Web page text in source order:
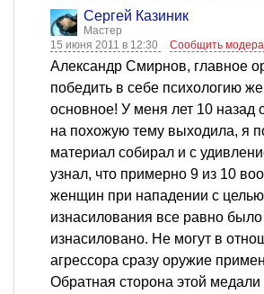
Сергей Казиник
Мастер
15 июня 2011 в 12:30
Сообщить
Александр Смирнов, главное
победить в себе психологию
основное! У меня лет 10 назад
на похожую тему выходила, я
материал собирал и с
узнал, что примерно 9 из 10
женщин при нападении с
изнасилования все равно было
изнасиловано. Не могут в
агрессора сразу оружие
Обратная сторона этой медали